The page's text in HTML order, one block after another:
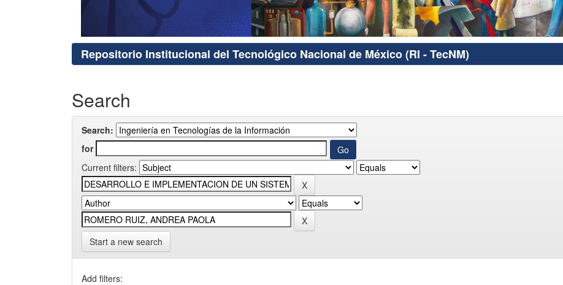
Repositorio Institucional del Tecnológico Nacional de México (RI - TecNM)
Search
Search:
for
Current filters:
Start a new search
Add filters: